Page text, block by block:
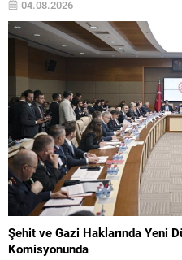
üst düzey rütbelerdeki değişiklikler
uzatmaları ile bazı personelin
Kuvvetleri...
04.08.2026
Şehit ve Gazi Haklarında Yeni
Komisyonunda